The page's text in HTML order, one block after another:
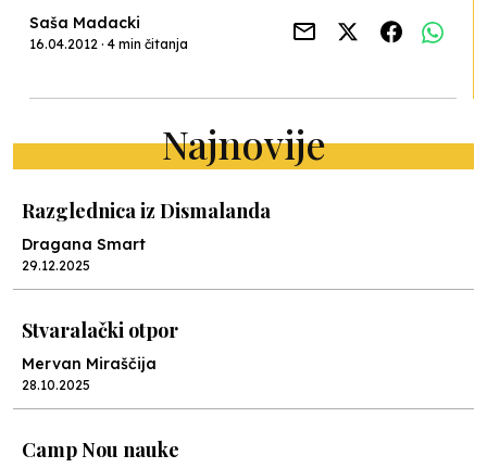
Saša Madacki
16.04.2012 · 4 min čitanja
Najnovije
Razglednica iz Dismalanda
Dragana Smart
29.12.2025
Stvaralački otpor
Mervan Miraščija
28.10.2025
Camp Nou nauke